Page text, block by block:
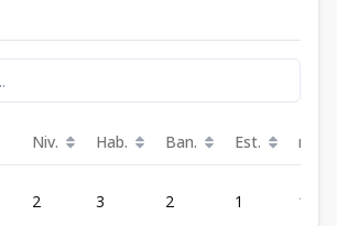
Niv. Hab. Ban. Est. m²
2 3 2 1 125